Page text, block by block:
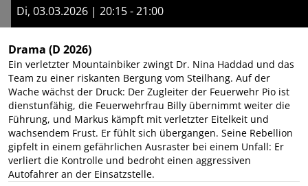
Di, 03.03.2026 | 20:15 - 21:00
Drama (D 2026)
Ein verletzter Mountainbiker zwingt Dr. Nina Haddad und das
Team zu einer riskanten Bergung vom Steilhang. Auf der
Wache wächst der Druck: Der Zugleiter der Feuerwehr Pio ist
dienstunfähig, die Feuerwehrfrau Billy übernimmt weiter die
Führung, und Markus kämpft mit verletzter Eitelkeit und
wachsendem Frust. Er fühlt sich übergangen. Seine Rebellion
gipfelt in einem gefährlichen Ausraster bei einem Unfall: Er
verliert die Kontrolle und bedroht einen aggressiven
Autofahrer an der Einsatzstelle.